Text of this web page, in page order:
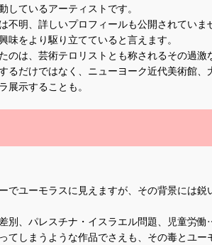
ているアーティストです。
明、詳しいプロフィールも公開されていま
をより駆り立てていると言えます。
のは、芸術テロリストとも称されるその過激
るだけではなく、ニューヨーク近代美術館
展示することも。
でユーモラスに見えますが、その背景には
別、パレスチナ・イスラエル問題、児童労
てしまうような作品でさえも、その毒とユ